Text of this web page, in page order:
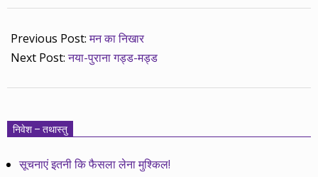
18
Previous Post:मन का निखार
Next Post:नया-पुराना गड्ड-मड्ड
निवेश – तथास्तु
सूचनाएं इतनी कि फैसला लेना मुश्किल!